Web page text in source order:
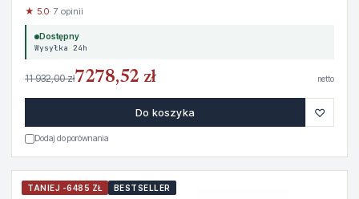
★ 5.0· 7 opinii
Dostępny
Wysyłka 24h
11 932,00 zł7278,52 zł netto
Do koszyka ♡
Dodaj do porównania
TANIEJ -6485 ZŁ BESTSELLER